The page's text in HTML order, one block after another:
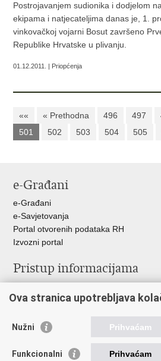
Postrojavanjem sudionika i dodjelom
ekipama i natjecateljima danas je, 1.
vinkovačkoj vojarni Bosut završeno
Republike Hrvatske u plivanju.
01.12.2011. | Priopćenja
«« « Prethodna 496 497
501
502 503 504 505
e-Građani
e-Građani
e-Savjetovanja
Portal otvorenih podataka RH
Izvozni portal
Pristup informacijama
Izjava o pristupačnosti
Ravnopravnost spolova u MORH-u i
Ova stranica upotrebljava
Nužni Prihvaćam
Funkcionalni Prihvaćam